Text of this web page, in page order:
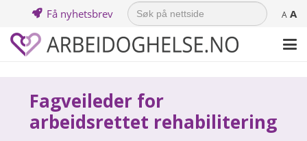
Få nyhetsbrev
Search
for: A A
Fagveileder for
arbeidsrettet rehabilitering